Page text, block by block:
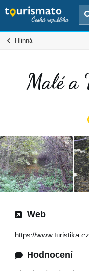
Hlinná
Malé a
Web
https://
Hodnocení